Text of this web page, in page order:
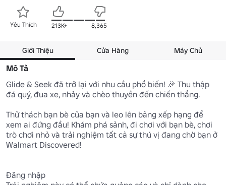
Yêu Thích 213K+ 8,365
Giới Thiệu Cửa Hàng Máy Chủ
Mô Tả
Glide & Seek đã trở lại với nhu cầu phổ biến! 🎉 Thu thập
đá quý, đua xe, nhảy và chèo thuyền đến chiến thắng.
Thử thách bạn bè của bạn và leo lên bảng xếp hạng để
xem ai đứng đầu! Khám phá sảnh, đi chơi với bạn bè, chơi
trò chơi nhỏ và trải nghiệm tất cả sự thú vị đang chờ bạn ở
Walmart Discovered!
Đăng nhập